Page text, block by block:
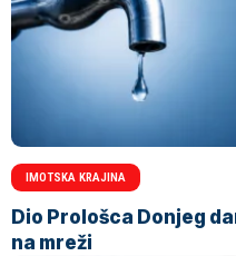
IMOTSKA KRAJINA
Dio Prološca Donjeg
na mreži